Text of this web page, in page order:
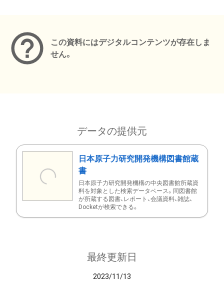
この資料にはデジタルコンテンツが存在しま
せん。
データの提供元
日本原子力研究開発機構図書館蔵
書
日本原子力研究開発機構の中央図書館所蔵資
料を対象とした検索データベース。同図書館
が所蔵する図書、レポート、会議資料、雑誌、
Docketが検索できる。
最終更新日
2023/11/13